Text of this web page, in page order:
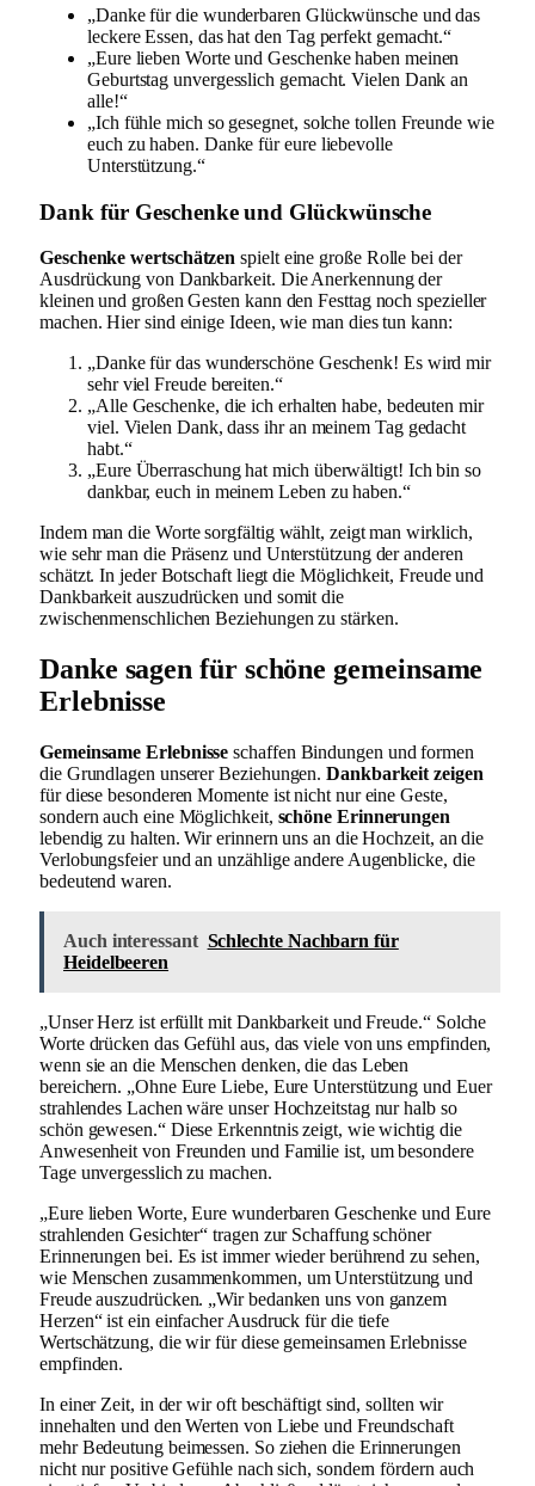
„Danke für die wunderbaren Glückwünsche und das
leckere Essen, das hat den Tag perfekt gemacht.“
„Eure lieben Worte und Geschenke haben meinen
Geburtstag unvergesslich gemacht. Vielen Dank an
alle!“
„Ich fühle mich so gesegnet, solche tollen Freunde wie
euch zu haben. Danke für eure liebevolle
Unterstützung.“
Dank für Geschenke und Glückwünsche
Geschenke wertschätzen spielt eine große Rolle bei der
Ausdrückung von Dankbarkeit. Die Anerkennung der
kleinen und großen Gesten kann den Festtag noch spezieller
machen. Hier sind einige Ideen, wie man dies tun kann:
„Danke für das wunderschöne Geschenk! Es wird mir
sehr viel Freude bereiten.“
„Alle Geschenke, die ich erhalten habe, bedeuten mir
viel. Vielen Dank, dass ihr an meinem Tag gedacht
habt.“
„Eure Überraschung hat mich überwältigt! Ich bin so
dankbar, euch in meinem Leben zu haben.“
Indem man die Worte sorgfältig wählt, zeigt man wirklich,
wie sehr man die Präsenz und Unterstützung der anderen
schätzt. In jeder Botschaft liegt die Möglichkeit, Freude und
Dankbarkeit auszudrücken und somit die
zwischenmenschlichen Beziehungen zu stärken.
Danke sagen für schöne gemeinsame
Erlebnisse
Gemeinsame Erlebnisse schaffen Bindungen und formen
die Grundlagen unserer Beziehungen.Dankbarkeit zeigen
für diese besonderen Momente ist nicht nur eine Geste,
sondern auch eine Möglichkeit, schöne Erinnerungen
lebendig zu halten. Wir erinnern uns an die Hochzeit, an die
Verlobungsfeier und an unzählige andere Augenblicke, die
bedeutend waren.
Auch interessant Schlechte Nachbarn für
Heidelbeeren
„Unser Herz ist erfüllt mit Dankbarkeit und Freude.“ Solche
Worte drücken das Gefühl aus, das viele von uns empfinden,
wenn sie an die Menschen denken, die das Leben
bereichern. „Ohne Eure Liebe, Eure Unterstützung und Euer
strahlendes Lachen wäre unser Hochzeitstag nur halb so
schön gewesen.“ Diese Erkenntnis zeigt, wie wichtig die
Anwesenheit von Freunden und Familie ist, um besondere
Tage unvergesslich zu machen.
„Eure lieben Worte, Eure wunderbaren Geschenke und Eure
strahlenden Gesichter“ tragen zur Schaffung schöner
Erinnerungen bei. Es ist immer wieder berührend zu sehen,
wie Menschen zusammenkommen, um Unterstützung und
Freude auszudrücken. „Wir bedanken uns von ganzem
Herzen“ ist ein einfacher Ausdruck für die tiefe
Wertschätzung, die wir für diese gemeinsamen Erlebnisse
empfinden.
In einer Zeit, in der wir oft beschäftigt sind, sollten wir
innehalten und den Werten von Liebe und Freundschaft
mehr Bedeutung beimessen. So ziehen die Erinnerungen
nicht nur positive Gefühle nach sich, sondern fördern auch